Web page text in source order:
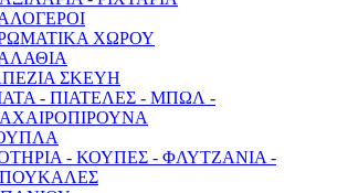
ΧΩΡΟΥ
ΣΚΕΥΗ
- ΠΙΑΤΕΛΕΣ - ΜΠΩΛ -
- ΚΟΥΠΕΣ - ΦΛΥΤΖΑΝΙΑ -